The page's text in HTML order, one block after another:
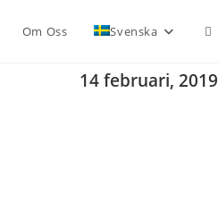
Om Oss Svenska
14 februari, 2019